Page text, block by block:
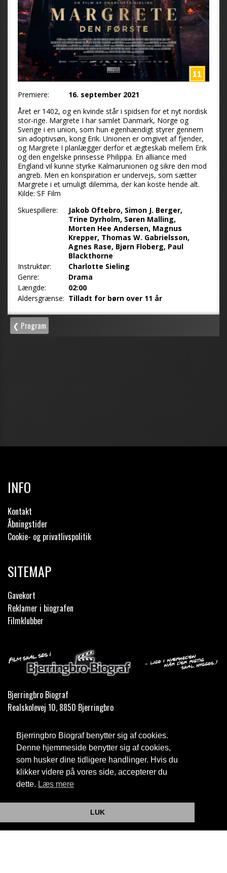
Bjerringbro Biograf benytter sig af cookies.
Denne hjemmeside benytter sig af cookies,
som husker dine tidligere handlinger. Hvis du
klikker videre på vores side, accepterer du
dette. Læs mere
LUK
INFO
Kontakt
Åbningstider
Cookie- og privatlivspolitik
SITEMAP
Gavekort
Reklamer i biografen
Filmklubber
Bjerringbro Biograf
Realskolevej 10, 8850 Bjerringbro
Telefon:35 11 59 59
Email: info@bjerringbrobiograf.dk
Cookie- og privatlivspolitik